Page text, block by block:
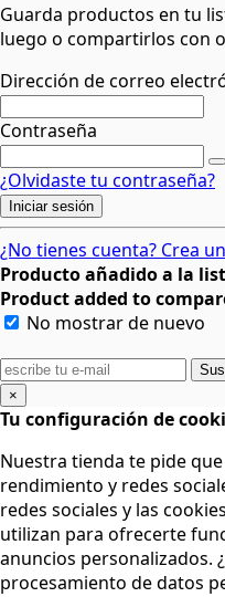
Guarda productos en tu
luego o compartirlos con
Dirección de correo
Contraseña
¿Olvidaste tu contraseña?
Iniciar sesión
¿No tienes cuenta? Crea
Producto añadido a la
Product added to
No mostrar de nuevo
×
Tu configuración de
Nuestra tienda te pide
rendimiento y redes
redes sociales y las
utilizan para ofrecerte
anuncios personalizados.
procesamiento de datos